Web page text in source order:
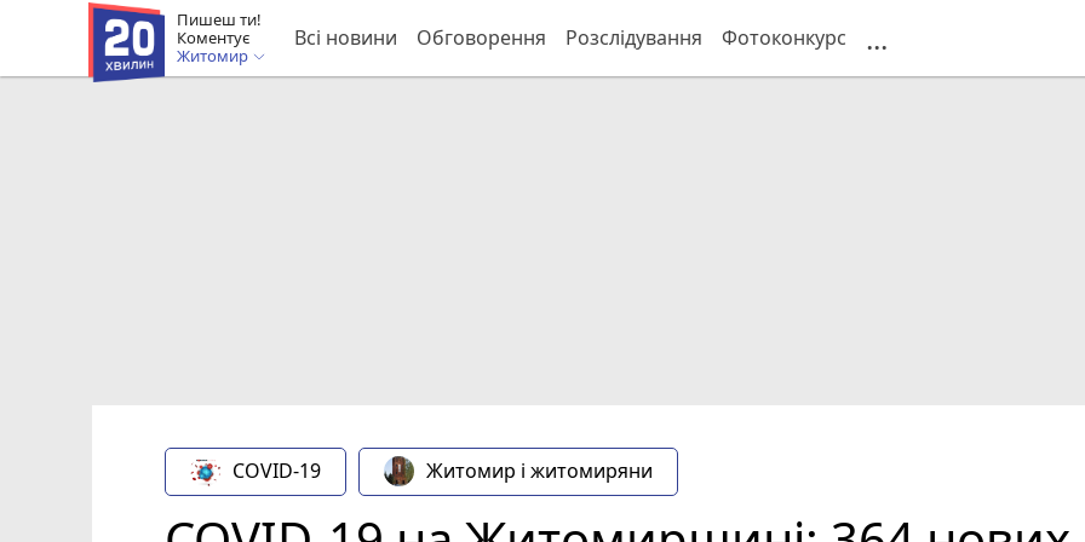
Пишеш ти!
Коментує
Житомир
Всі новини Обговорення Розслідування Фотоконкурс ...
COVID-19 Житомир і житомиряни